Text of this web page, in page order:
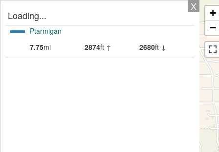
X
Loading...
Ptarmigan
7.75mi 2874ft ↑ 2680ft ↓
+
−